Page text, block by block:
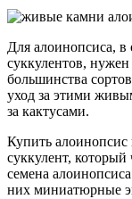
Для алоинопсиса, в
суккулентов,
большинства
уход за этими
за кактусами.
Купить алоинопсис
суккулент,
семена
них миниатюрные